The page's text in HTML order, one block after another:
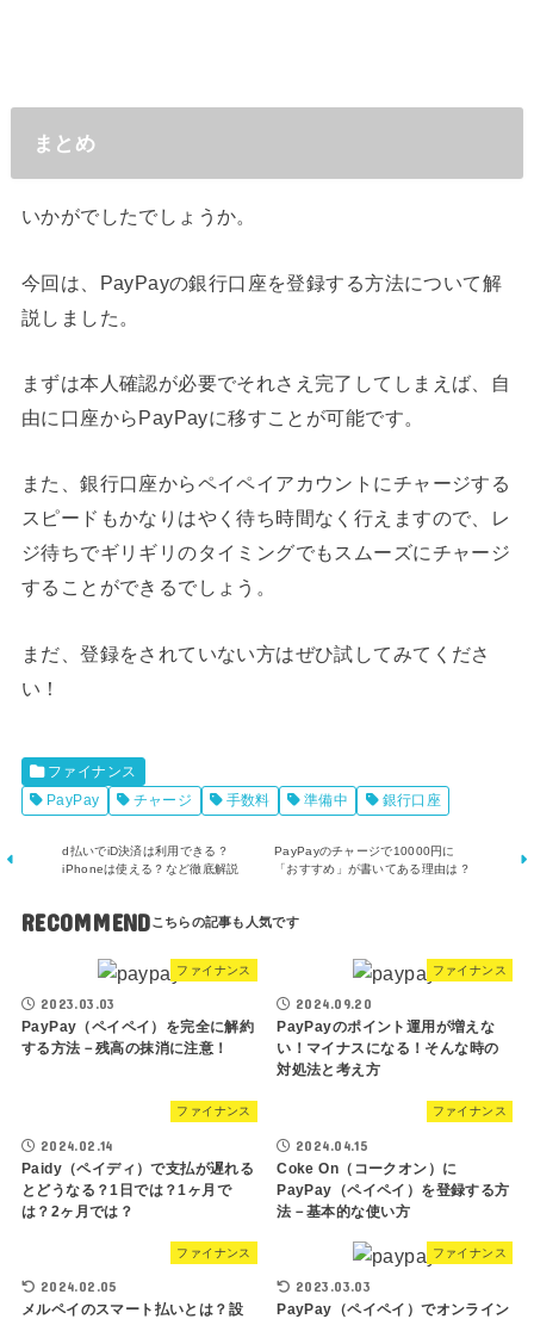
まとめ
いかがでしたでしょうか。
今回は、PayPayの銀行口座を登録する方法について解
説しました。
まずは本人確認が必要でそれさえ完了してしまえば、自
由に口座からPayPayに移すことが可能です。
また、銀行口座からペイペイアカウントにチャージする
スピードもかなりはやく待ち時間なく行えますので、レ
ジ待ちでギリギリのタイミングでもスムーズにチャージ
することができるでしょう。
まだ、登録をされていない方はぜひ試してみてくださ
い！
ファイナンス
PayPay
チャージ 手数料 準備中 銀行口座
d払いでiD決済は利用できる？
iPhoneは使える？など徹底解説
PayPayのチャージで10000円に
「おすすめ」が書いてある理由は？
RECOMMEND
ファイナンス
2023.03.03
PayPay（ペイペイ）を完全に解約
する方法－残高の抹消に注意！
ファイナンス
2024.09.20
PayPayのポイント運用が増えな
い！マイナスになる！そんな時の
対処法と考え方
ファイナンス
2024.02.14
Paidy（ペイディ）で支払が遅れる
とどうなる？1日では？1ヶ月で
は？2ヶ月では？
ファイナンス
2024.04.15
Coke On（コークオン）に
PayPay（ペイペイ）を登録する方
法－基本的な使い方
ファイナンス
2024.02.05
メルペイのスマート払いとは？設
ファイナンス
2023.03.03
PayPay（ペイペイ）でオンライン